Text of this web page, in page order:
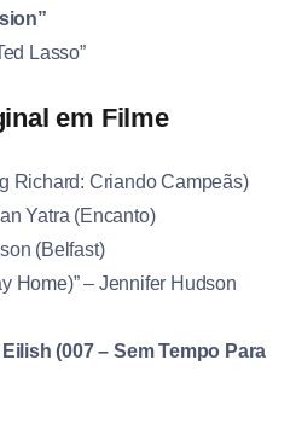
Lasso”
em Filme
Richard: Criando Campeãs)
Yatra (Encanto)
(Belfast)
Home)” – Jennifer Hudson
(007 – Sem Tempo Para